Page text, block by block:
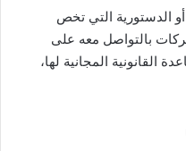
أو الدستورية التي تخص
بالتواصل معه على
القانونية المجانية لها،